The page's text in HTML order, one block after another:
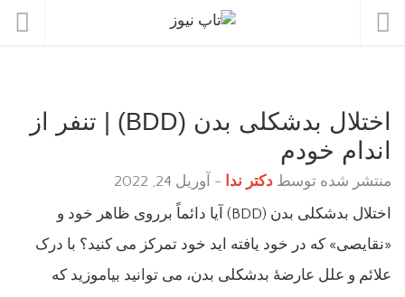
اختلال بدشکلی بدن (BDD) | تنفر از
اندام خودم
منتشر شده توسط دکتر ندا -
آوریل 24, 2022
اختلال بدشکلی بدن (BDD) آیا دائماً برروی ظاهر خود و
«نقایصی» که در خود یافته اید خود تمرکز می کنید؟ با درک
علائم و علل عارضۀ بدشکلی بدن، می توانید بیاموزید که